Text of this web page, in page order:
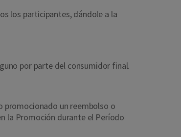
los participantes, dándole a la
por parte del consumidor final.
promocionado un reembolso o
la Promoción durante el Período